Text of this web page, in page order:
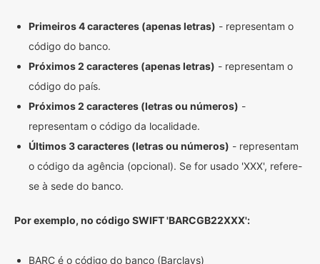
Primeiros 4 caracteres (apenas letras) - representam o
código do banco.
Próximos 2 caracteres (apenas letras) - representam o
código do país.
Próximos 2 caracteres (letras ou números) -
representam o código da localidade.
Últimos 3 caracteres (letras ou números) - representam
o código da agência (opcional). Se for usado 'XXX', refere-
se à sede do banco.
Por exemplo, no código SWIFT 'BARCGB22XXX':
BARC é o código do banco (Barclays)